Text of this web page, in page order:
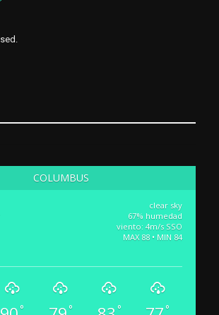
COLUMBUS
clear sky
67% humedad
viento: 4m/s SSO
MAX 88 • MIN 84
° ° ° °